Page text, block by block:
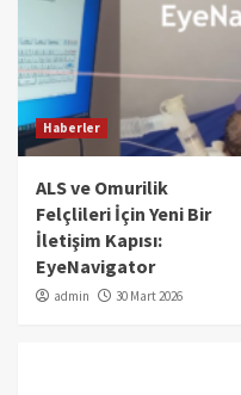
Haberler
ALS ve Omurilik
Felçlileri İçin Yeni Bir
İletişim Kapısı:
EyeNavigator
admin 30 Mart 2026